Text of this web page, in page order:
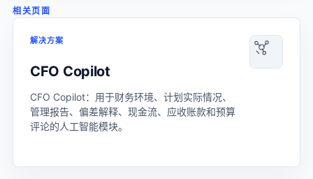
相关页面
解决方案
CFO Copilot
CFO Copilot：用于财务环境、计划实际情况、
管理报告、偏差解释、现金流、应收账款和预算
评论的人工智能模块。